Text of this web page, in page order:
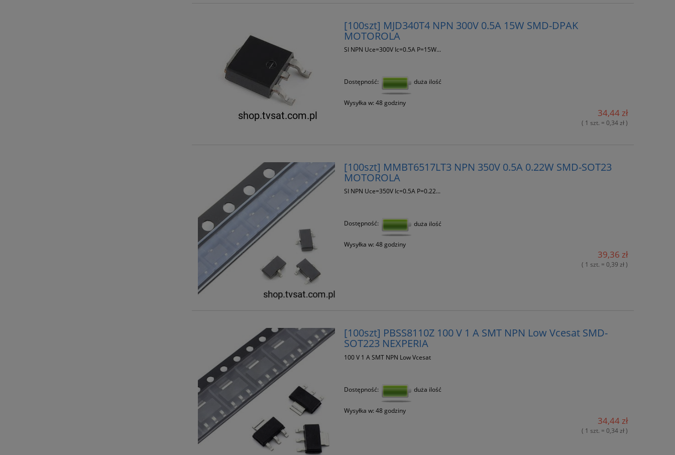
[100szt] MJD340T4 NPN 300V 0.5A 15W SMD-DPAK
MOTOROLA
SI NPN Uce=300V Ic=0.5A P=15W...
Dostępność: duża ilość
Wysyłka w: 48 godziny
34,44 zł
( 1 szt. = 0,34 zł )
[100szt] MMBT6517LT3 NPN 350V 0.5A 0.22W SMD-SOT23
MOTOROLA
SI NPN Uce=350V Ic=0.5A P=0.22...
Dostępność: duża ilość
Wysyłka w: 48 godziny
39,36 zł
( 1 szt. = 0,39 zł )
[100szt] PBSS8110Z 100 V 1 A SMT NPN Low Vcesat SMD-
SOT223 NEXPERIA
100 V 1 A SMT NPN Low Vcesat
Dostępność: duża ilość
Wysyłka w: 48 godziny
34,44 zł
( 1 szt. = 0,34 zł )